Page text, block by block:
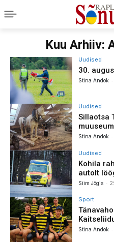
Kuu Arhiiv:
Uudised
30.
Stina Andok -
Uudised
Sillaotsa
Stina Andok -
Uudised
Kohila
autolt
Siim Jõgis -
Sport
Stina Andok -